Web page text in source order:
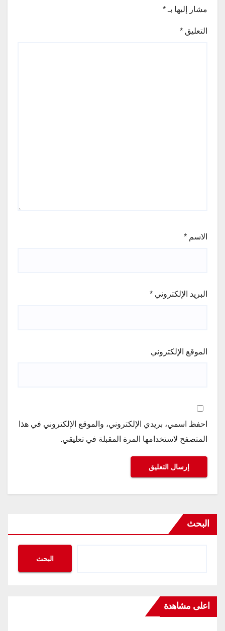
مشار إليها بـ *
التعليق *
الاسم *
البريد الإلكتروني *
الموقع الإلكتروني
احفظ اسمي، بريدي الإلكتروني، والموقع الإلكتروني في هذا
المتصفح لاستخدامها المرة المقبلة في تعليقي.
البحث
البحث
اعلى مشاهدة